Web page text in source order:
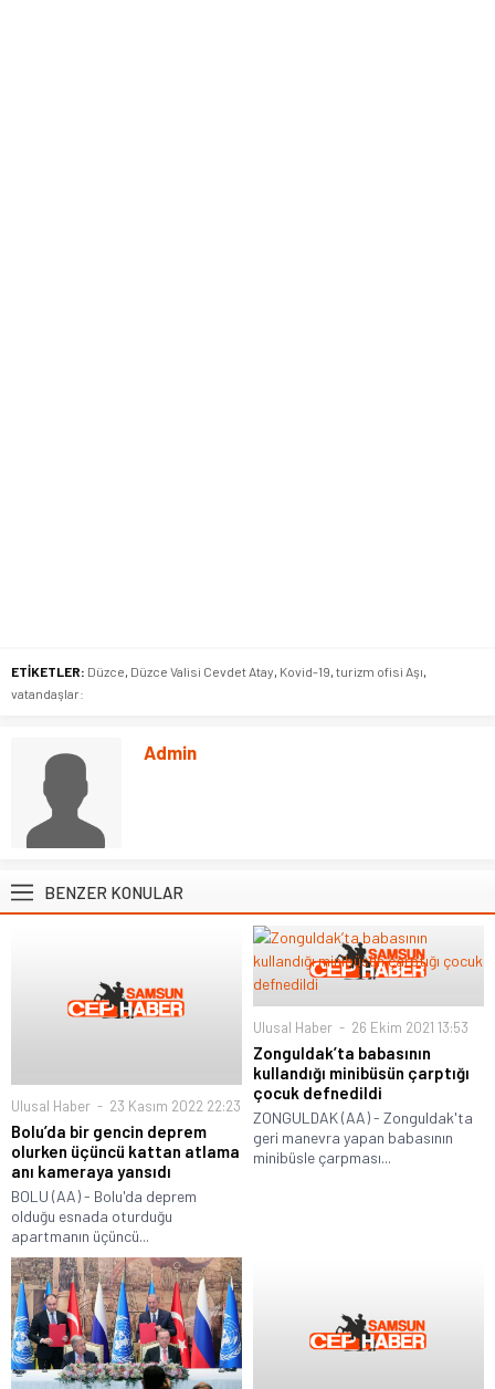
ETİKETLER: Düzce, Düzce Valisi Cevdet Atay, Kovid-19, turizm ofisi Aşı,
vatandaşlar:
Admin
BENZER KONULAR
Ulusal Haber 23 Kasım 2022 22:23
Bolu’da bir gencin deprem
olurken üçüncü kattan atlama
anı kameraya yansıdı
BOLU (AA) - Bolu'da deprem
olduğu esnada oturduğu
apartmanın üçüncü...
Ulusal Haber 26 Ekim 2021 13:53
Zonguldak’ta babasının
kullandığı minibüsün çarptığı
çocuk defnedildi
ZONGULDAK (AA) - Zonguldak'ta
geri manevra yapan babasının
minibüsle çarpması...